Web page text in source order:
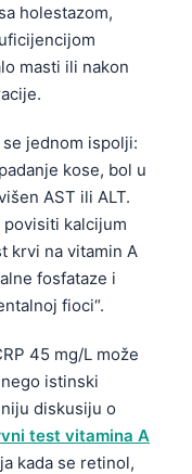
holestazom,
masti ili nakon
jednom ispolji:
kose, bol u
AST ili ALT.
kalcijum
krvi na vitamin A
fosfataze i
fioci“.
45 mg/L može
istinski
diskusiju o
test vitamina A
kada se retinol,